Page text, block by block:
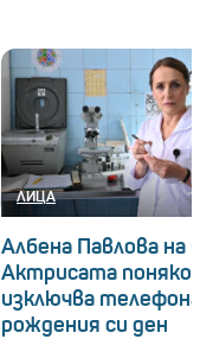
ЛИЦА
Албена Павлова на
Актрисата понякога
изключва телефона
рождения си ден